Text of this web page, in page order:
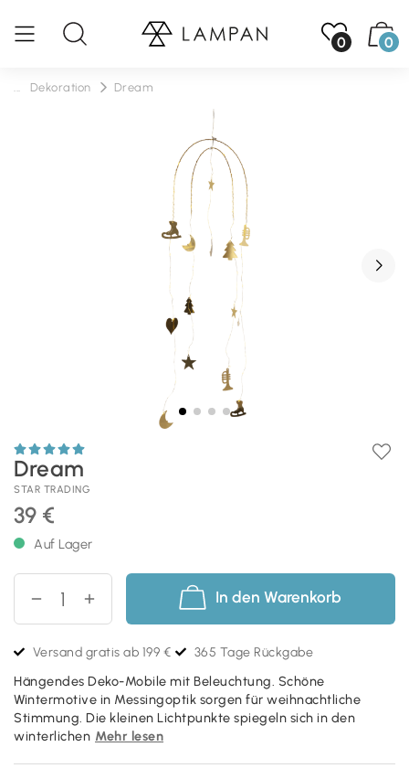
0 0
Dekoration Dream
Dream
STAR TRADING
39 €
Auf Lager
In den Warenkorb
Versand gratis ab 199 € 365 Tage Rückgabe
Hängendes Deko-Mobile mit Beleuchtung. Schöne
Wintermotive in Messingoptik sorgen für weihnachtliche
Stimmung. Die kleinen Lichtpunkte spiegeln sich in den
winterlichen Mehr lesen